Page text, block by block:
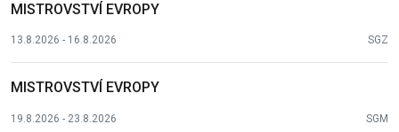
MISTROVSTVÍ EVROPY
13.8.2026 - 16.8.2026 SGZ
MISTROVSTVÍ EVROPY
19.8.2026 - 23.8.2026 SGM